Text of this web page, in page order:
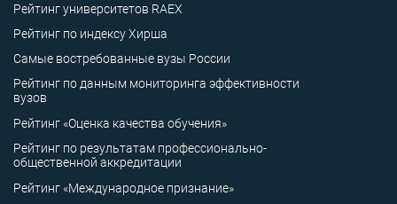
Рейтинг университетов RAEX
Рейтинг по индексу Хирша
Самые востребованные вузы России
Рейтинг по данным мониторинга эффективности
вузов
Рейтинг «Оценка качества обучения»
Рейтинг по результатам профессионально-
общественной аккредитации
Рейтинг «Международное признание»